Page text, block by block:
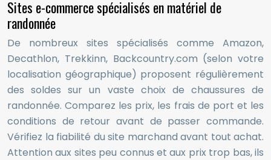
Sites e-commerce spécialisés en matériel de
randonnée
De nombreux sites spécialisés comme Amazon,
Decathlon, Trekkinn, Backcountry.com (selon votre
localisation géographique) proposent régulièrement
des soldes sur un vaste choix de chaussures de
randonnée. Comparez les prix, les frais de port et les
conditions de retour avant de passer commande.
Vérifiez la fiabilité du site marchand avant tout achat.
Attention aux sites peu connus et aux prix trop bas, ils